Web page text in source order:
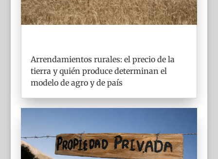
Arrendamientos rurales: el precio de la
tierra y quién produce determinan el
modelo de agro y de país